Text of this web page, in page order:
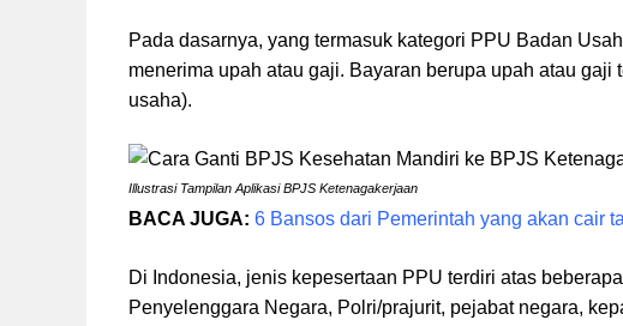
Pada dasarnya, yang termasuk kategori PPU Badan
menerima upah atau gaji. Bayaran berupa upah atau
usaha).
Illustrasi Tampilan Aplikasi BPJS Ketenagakerjaan
BACA JUGA: 6 Bansos dari Pemerintah yang akan cair
Di Indonesia, jenis kepesertaan PPU terdiri atas
Penyelenggara Negara, Polri/prajurit, pejabat negara,